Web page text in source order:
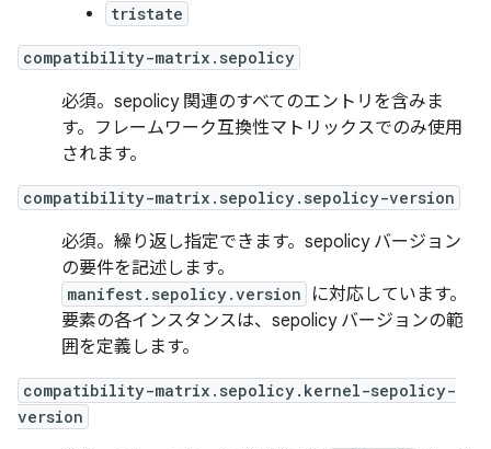
tristate
compatibility-matrix.sepolicy
必須。sepolicy 関連のすべてのエントリを含みま
す。フレームワーク互換性マトリックスでのみ使用
されます。
compatibility-matrix.sepolicy.sepolicy-version
必須。繰り返し指定できます。sepolicy バージョン
の要件を記述します。
manifest.sepolicy.version
に対応しています。
要素の各インスタンスは、sepolicy バージョンの範
囲を定義します。
compatibility-matrix.sepolicy.kernel-sepolicy-
version